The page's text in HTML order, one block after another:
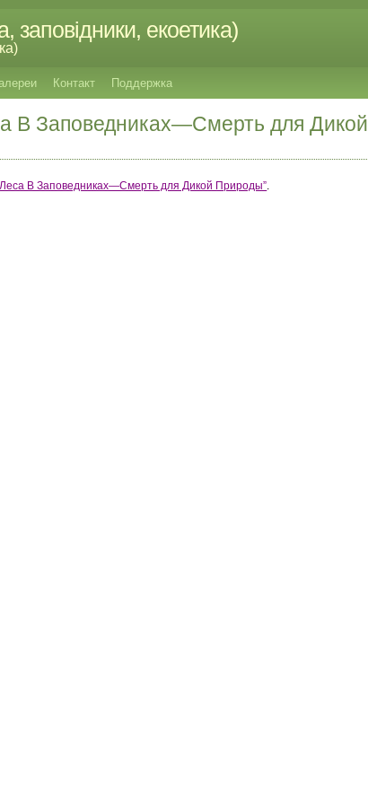
екоетика)
Контакт Поддержка
В Заповедниках—Смерть для Дикой
Леса В Заповедниках—Смерть для Дикой Природы”.